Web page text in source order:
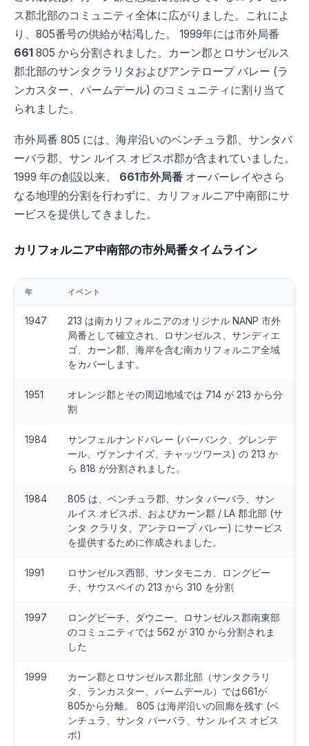
ス郡北部のコミュニティ全体に広がりました。これによ
り、805番号の供給が枯渇した。 1999年には市外局番
661 805 から分割されました。カーン郡とロサンゼルス
郡北部のサンタクラリタおよびアンテロープ バレー (ラ
ンカスター、パームデール) のコミュニティに割り当て
られました。
市外局番 805 には、海岸沿いのベンチュラ郡、サンタバ
ーバラ郡、サン ルイス オビスポ郡が含まれていました。
1999 年の創設以来、 661市外局番 オーバーレイやさら
なる地理的分割を行わずに、カリフォルニア中南部にサ
ービスを提供してきました。
カリフォルニア中南部の市外局番タイムライン
年 イベント
1947
213 は南カリフォルニアのオリジナル NANP 市外
局番として確立され、ロサンゼルス、サンディエ
ゴ、カーン郡、海岸を含む南カリフォルニア全域
をカバーします。
1951
オレンジ郡とその周辺地域では 714 が 213 から分
割
1984
サンフェルナンドバレー (バーバンク、グレンデ
ール、ヴァンナイズ、チャッツワース) の 213 か
ら 818 が分割されました。
1984
805 は、ベンチュラ郡、サンタ バーバラ、サン
ルイス オビスポ、およびカーン郡 / LA 郡北部 (サ
ンタ クラリタ、アンテロープ バレー) にサービス
を提供するために作成されました。
1991
ロサンゼルス西部、サンタモニカ、ロングビー
チ、サウスベイの 213 から 310 を分割
1997
ロングビーチ、ダウニー、ロサンゼルス郡南東部
のコミュニティでは 562 が 310 から分割されま
した
1999
カーン郡とロサンゼルス郡北部（サンタクラリ
タ、ランカスター、パームデール）では661が
805から分離。 805 は海岸沿いの回廊を残す (ベ
ンチュラ、サンタ バーバラ、サン ルイス オビス
ポ)